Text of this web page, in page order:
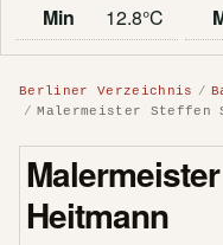
Min
12.8°C
Berliner Verzeichnis
Malermeister Steffen
Heitmann